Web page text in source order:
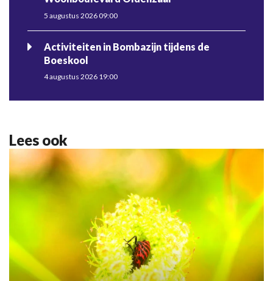
5 augustus 2026 09:00
Activiteiten in Bombazijn tijdens de
Boeskool
4 augustus 2026 19:00
Lees ook